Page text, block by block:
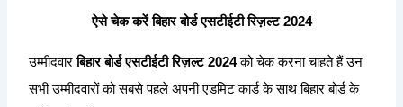
ऐसे चेक करें बिहार बोर्ड एसटीईटी रिज़ल्ट 2024
उम्मीदवारबिहार बोर्ड एसटीईटी रिज़ल्ट 2024को चेक करना चाहते हैं उन
सभी उम्मीदवारों को सबसे पहले अपनी एडमिट कार्ड के साथ बिहार बोर्ड के